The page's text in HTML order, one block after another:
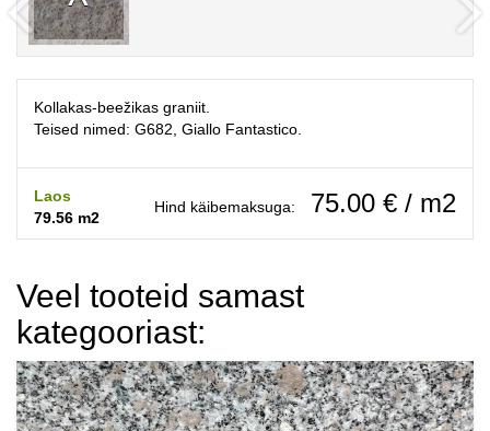
Kollakas-beežikas graniit.
Teised nimed: G682, Giallo Fantastico.
Laos
79.56 m2
Hind käibemaksuga: 75.00 € / m2
Veel tooteid samast
kategooriast: